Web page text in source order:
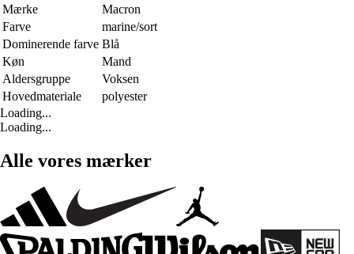
Mærke
Macron
Farve
marine/sort
Dominerende farve Blå
Køn
Mand
Aldersgruppe
Voksen
Hovedmateriale
polyester
Loading...
Loading...
Alle vores mærker